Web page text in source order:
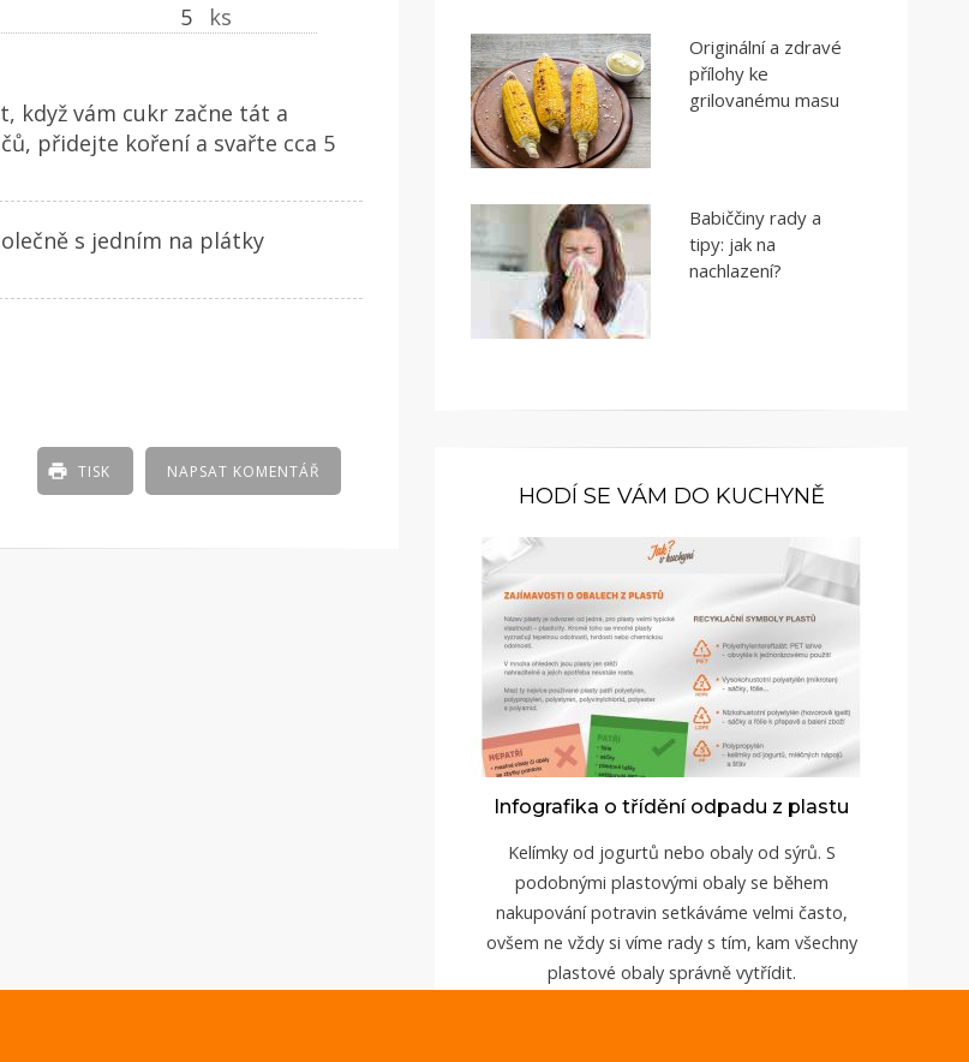
5 ks
když vám cukr začne tát a
přidejte koření a svařte cca 5
s jedním na plátky
NAPSAT KOMENTÁŘ
TISK
Originální a zdravé
přílohy ke
grilovanému masu
Babiččiny rady a
tipy: jak na
nachlazení?
HODÍ SE VÁM DO KUCHYNĚ
Infografika o třídění odpadu z plastu
Kelímky od jogurtů nebo obaly od sýrů. S
podobnými plastovými obaly se během
nakupování potravin setkáváme velmi často,
ovšem ne vždy si víme rady s tím, kam všechny
plastové obaly správně vytřídit.